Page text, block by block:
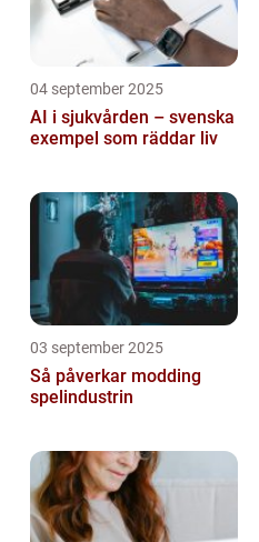
04 september 2025
AI i sjukvården – svenska
exempel som räddar liv
03 september 2025
Så påverkar modding
spelindustrin